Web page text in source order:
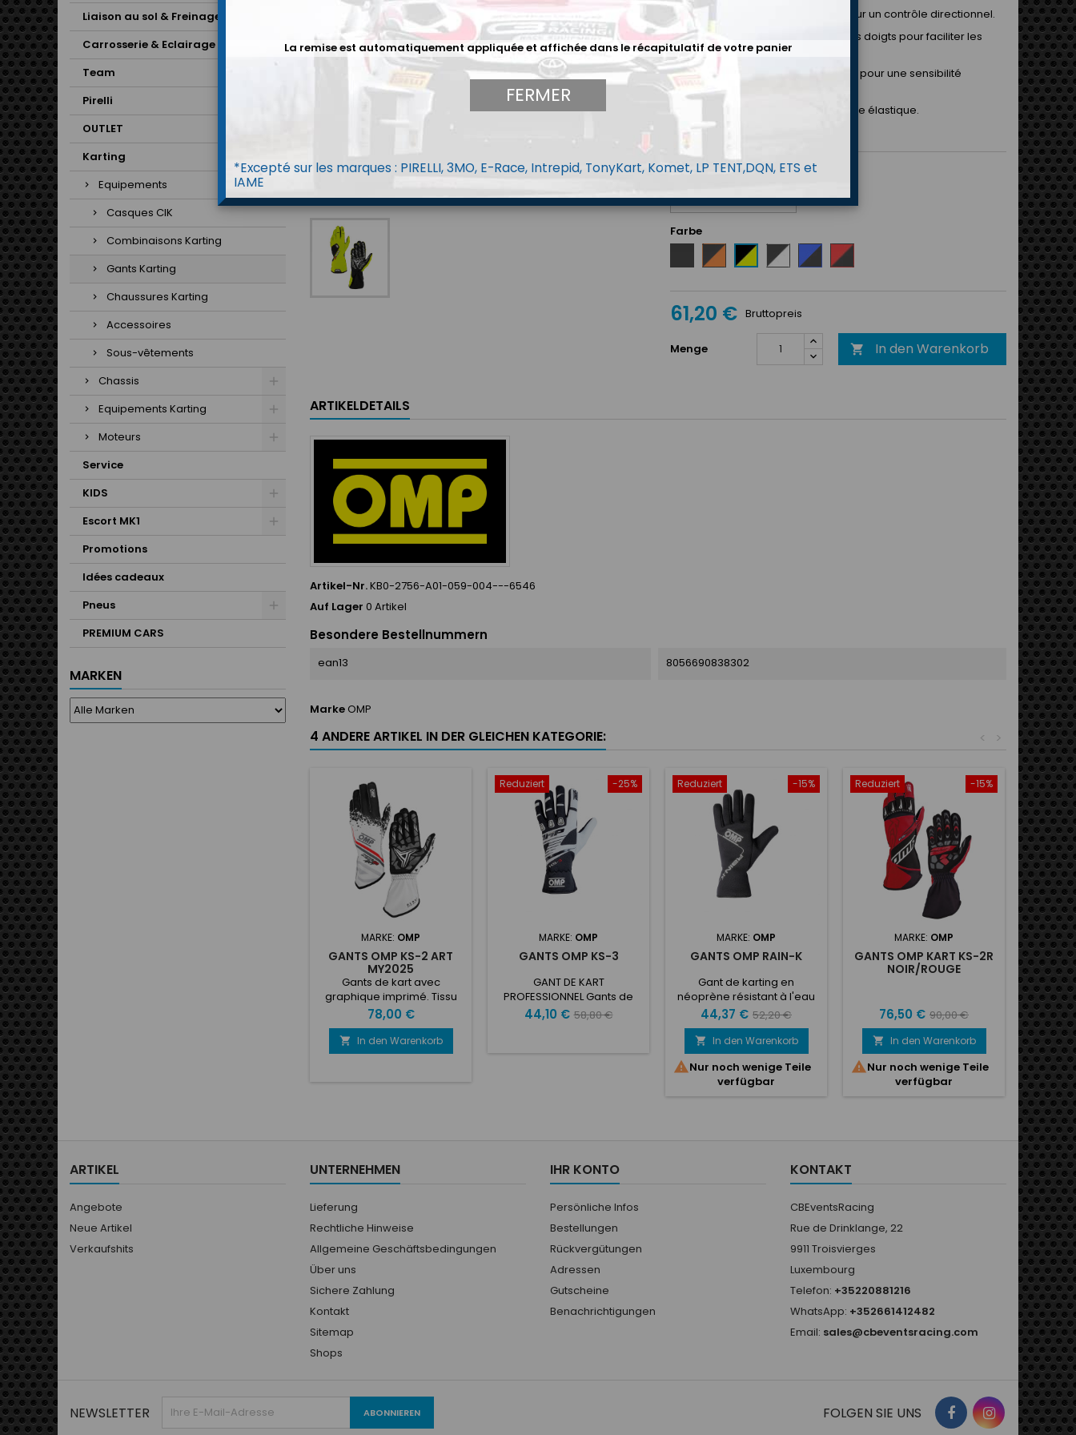
Liaison au sol & Freinage
Carrosserie & Eclairage
Team
Pirelli
OUTLET
Karting
Equipements
Casques CIK
Combinaisons Karting
Gants Karting
Chaussures Karting
Accessoires
Sous-vêtements
Chassis
Equipements Karting
Moteurs
Service
KIDS
Escort MK1
Promotions
Idées cadeaux
Pneus
PREMIUM CARS
MARKEN
Paume légère et très adhérente pour un contrôle directionnel.
Forme ergonomique préformée des doigts pour faciliter les
mouvements.
Coutures externes avec fourchettes pour une sensibilité
maximale.
Coupe droite au poignet avec bande élastique.
Disponible en tailles adulte et junior.
Taille OMP
Farbe
SchwarzNoir
/
fluo
Noir/Jaune
fluo
Noir/Blanc
Bleu
/
Rouge/Noir
61,20 € Bruttopreis
Menge  In den Warenkorb
ARTIKELDETAILS
Artikel-Nr.KB0-2756-A01-059-004---6546
Auf Lager 0 Artikel
Besondere Bestellnummern
ean13 8056690838302
MarkeOMP
4 ANDERE ARTIKEL IN DER GLEICHEN KATEGORIE: >
<
MARKE: OMP
GANTS OMP KS-2 ART
MY2025
Gants de kart avec
graphique imprimé. Tissu
léger en polyester
extensible et paume en
caoutchouc silicone pour
une meilleure adhérence.
disponible en plusieurs
couleurs.
Preis
78,00 €
 In den Warenkorb
-25%
Reduziert
MARKE: OMP
GANTS OMP KS-3
GANT DE KART
PROFESSIONNEL Gants de
karting en tissu strech
résistant et confortable.
Preis
44,10 € Verkaufspreis
58,80 €
-15%
Reduziert
MARKE: OMP
GANTS OMP RAIN-K
Gant de karting en
néoprène résistant à l'eau
et au vent. Paume en
néoprène avec inserts en
caoutchouc antidérapant.
Arrêt de poignet élastique.
Motif blanc au dos
Preis
44,37 € Verkaufspreis
52,20 €
 In den Warenkorb
Nur noch wenige Teile
verfügbar
-15%
Reduziert
MARKE: OMP
GANTS OMP KART KS-2R
NOIR/ROUGE
Preis
76,50 € Verkaufspreis
90,00 €
 In den Warenkorb
Nur noch wenige Teile
verfügbar
ARTIKEL
Angebote
Neue Artikel
Verkaufshits
UNTERNEHMEN
Lieferung
Rechtliche Hinweise
Allgemeine Geschäftsbedingungen
Über uns
Sichere Zahlung
Kontakt
Sitemap
Shops
IHR KONTO
Persönliche Infos
Bestellungen
Rückvergütungen
Adressen
Gutscheine
Benachrichtigungen
KONTAKT
CBEventsRacing
Rue de Drinklange, 22
9911 Troisvierges
Luxembourg
Telefon: +35220881216
WhatsApp: +352661412482
Email: sales@cbeventsracing.com
NEWSLETTER FOLGEN SIE UNS
La remise est automatiquement appliquée et affichée dans le récapitulatif de votre panier
FERMER
*Excepté sur les marques : PIRELLI, 3MO, E-Race, Intrepid, TonyKart, Komet, LP TENT,DQN, ETS et
IAME